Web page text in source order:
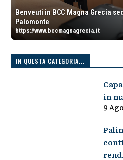
Benveuti in BCC Magna Grecia
Palomonte
https://www.bccmagnagrecia.it
IN QUESTA CATEGORIA...
in
9